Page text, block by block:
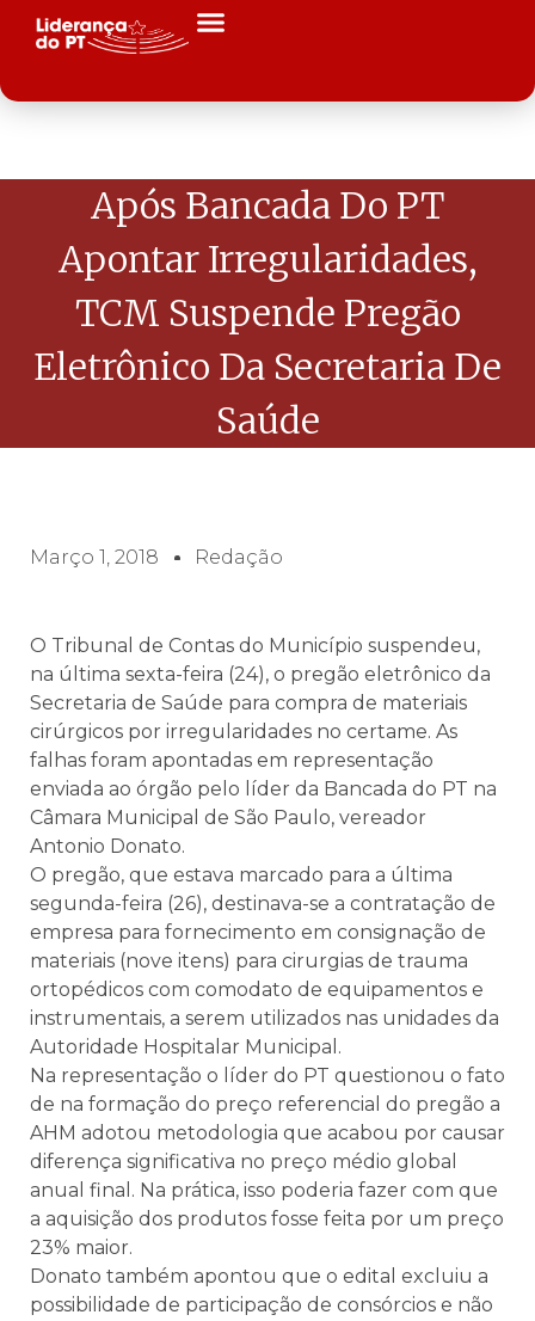
Após Bancada Do PT
Apontar Irregularidades,
TCM Suspende Pregão
Eletrônico Da Secretaria De
Saúde
Março 1, 2018 Redação
O Tribunal de Contas do Município suspendeu,
na última sexta-feira (24), o pregão eletrônico da
Secretaria de Saúde para compra de materiais
cirúrgicos por irregularidades no certame. As
falhas foram apontadas em representação
enviada ao órgão pelo líder da Bancada do PT na
Câmara Municipal de São Paulo, vereador
Antonio Donato.
O pregão, que estava marcado para a última
segunda-feira (26), destinava-se a contratação de
empresa para fornecimento em consignação de
materiais (nove itens) para cirurgias de trauma
ortopédicos com comodato de equipamentos e
instrumentais, a serem utilizados nas unidades da
Autoridade Hospitalar Municipal.
Na representação o líder do PT questionou o fato
de na formação do preço referencial do pregão a
AHM adotou metodologia que acabou por causar
diferença significativa no preço médio global
anual final. Na prática, isso poderia fazer com que
a aquisição dos produtos fosse feita por um preço
23% maior.
Donato também apontou que o edital excluiu a
possibilidade de participação de consórcios e não